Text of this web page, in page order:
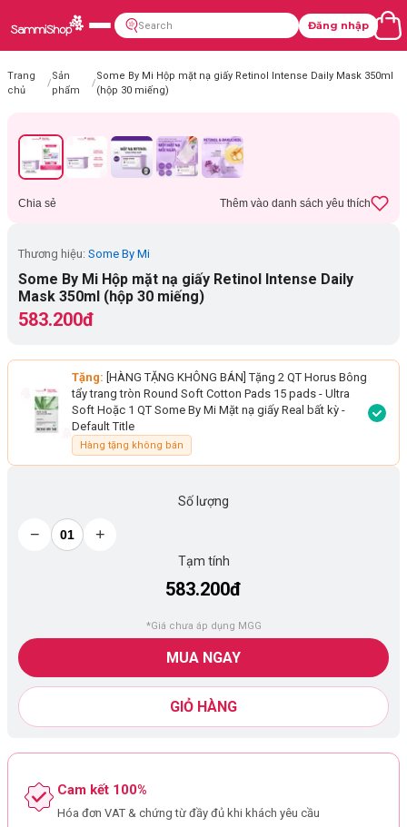
Đăng nhập
Trang
chủ
/
Sản
phẩm
/
Some By Mi Hộp mặt nạ giấy Retinol Intense Daily Mask 350ml
(hộp 30 miếng)
Chia sẻ Thêm vào danh sách yêu thích
Thương hiệu: Some By Mi
Some By Mi Hộp mặt nạ giấy Retinol Intense Daily
Mask 350ml (hộp 30 miếng)
583.200đ
Tặng: [HÀNG TẶNG KHÔNG BÁN] Tặng 2 QT Horus Bông
tẩy trang tròn Round Soft Cotton Pads 15 pads - Ultra
Soft Hoặc 1 QT Some By Mi Mặt nạ giấy Real bất kỳ -
Default Title
Hàng tặng không bán
Số lượng
− +
Tạm tính
583.200đ
*Giá chưa áp dụng MGG
MUA NGAY
GIỎ HÀNG
Cam kết 100%
Hóa đơn VAT & chứng từ đầy đủ khi khách yêu cầu